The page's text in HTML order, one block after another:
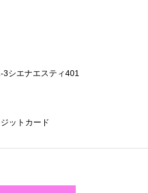
シエナエスティ401
ットカード